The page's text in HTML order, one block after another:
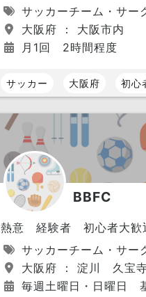
サッカーチーム・サー
大阪府 ： 大阪市内
月1回 2時間程度
サッカー 大阪府 初心
BBFC
熱意 経験者 初心者大歓
サッカーチーム・サー
大阪府 ： 淀川 久宝寺
毎週土曜日・日曜日